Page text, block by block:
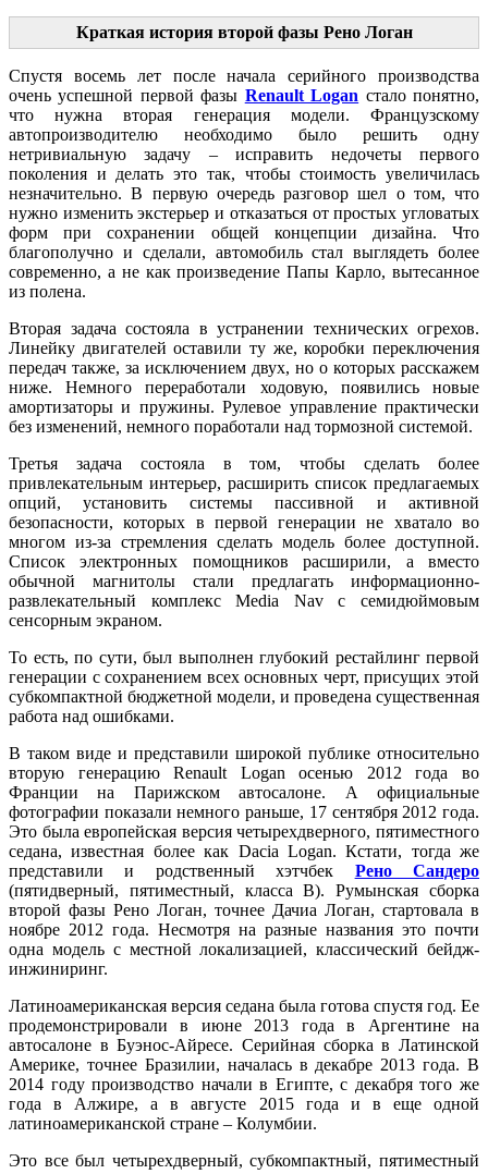
Краткая история второй фазы Рено Логан
Спустя восемь лет после начала серийного производства
очень успешной первой фазы Renault Logan стало понятно,
что нужна вторая генерация модели. Французскому
автопроизводителю необходимо было решить одну
нетривиальную задачу – исправить недочеты первого
поколения и делать это так, чтобы стоимость увеличилась
незначительно. В первую очередь разговор шел о том, что
нужно изменить экстерьер и отказаться от простых угловатых
форм при сохранении общей концепции дизайна. Что
благополучно и сделали, автомобиль стал выглядеть более
современно, а не как произведение Папы Карло, вытесанное
из полена.
Вторая задача состояла в устранении технических огрехов.
Линейку двигателей оставили ту же, коробки переключения
передач также, за исключением двух, но о которых расскажем
ниже. Немного переработали ходовую, появились новые
амортизаторы и пружины. Рулевое управление практически
без изменений, немного поработали над тормозной системой.
Третья задача состояла в том, чтобы сделать более
привлекательным интерьер, расширить список предлагаемых
опций, установить системы пассивной и активной
безопасности, которых в первой генерации не хватало во
многом из-за стремления сделать модель более доступной.
Список электронных помощников расширили, а вместо
обычной магнитолы стали предлагать информационно-
развлекательный комплекс Media Nav с семидюймовым
сенсорным экраном.
То есть, по сути, был выполнен глубокий рестайлинг первой
генерации с сохранением всех основных черт, присущих этой
субкомпактной бюджетной модели, и проведена существенная
работа над ошибками.
В таком виде и представили широкой публике относительно
вторую генерацию Renault Logan осенью 2012 года во
Франции на Парижском автосалоне. А официальные
фотографии показали немного раньше, 17 сентября 2012 года.
Это была европейская версия четырехдверного, пятиместного
седана, известная более как Dacia Logan. Кстати, тогда же
представили и родственный хэтчбек Рено Сандеро
(пятидверный, пятиместный, класса В). Румынская сборка
второй фазы Рено Логан, точнее Дачиа Логан, стартовала в
ноябре 2012 года. Несмотря на разные названия это почти
одна модель с местной локализацией, классический бейдж-
инжиниринг.
Латиноамериканская версия седана была готова спустя год. Ее
продемонстрировали в июне 2013 года в Аргентине на
автосалоне в Буэнос-Айресе. Серийная сборка в Латинской
Америке, точнее Бразилии, началась в декабре 2013 года. В
2014 году производство начали в Египте, с декабря того же
года в Алжире, а в августе 2015 года и в еще одной
латиноамериканской стране – Колумбии.
Это все был четырехдверный, субкомпактный, пятиместный